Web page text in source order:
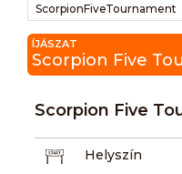
ScorpionFiveTournament
ÍJÁSZAT
Scorpion Five
Scorpion Five
Helyszín